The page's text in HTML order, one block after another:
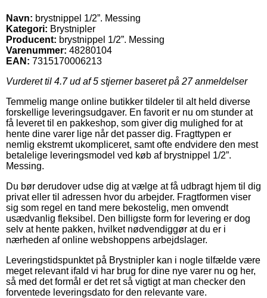
Navn: brystnippel 1/2”. Messing
Kategori: Brystnipler
Producent: brystnippel 1/2”. Messing
Varenummer: 48280104
EAN: 7315170006213
Vurderet til 4.7ud af 5 stjerner baseret på 27anmeldelser
Temmelig mange online butikker tildeler til alt held diverse
forskellige leveringsudgaver. En favorit er nu om stunder at
få leveret til en pakkeshop, som giver dig mulighed for at
hente dine varer lige når det passer dig. Fragttypen er
nemlig ekstremt ukompliceret, samt ofte endvidere den mest
betalelige leveringsmodel ved køb af brystnippel 1/2”.
Messing.
Du bør derudover udse dig at vælge at få udbragt hjem til dig
privat eller til adressen hvor du arbejder. Fragtformen viser
sig som regel en tand mere bekostelig, men omvendt
usædvanlig fleksibel. Den billigste form for levering er dog
selv at hente pakken, hvilket nødvendiggør at du er i
nærheden af online webshoppens arbejdslager.
Leveringstidspunktet på Brystnipler kan i nogle tilfælde være
meget relevant ifald vi har brug for dine nye varer nu og her,
så med det formål er det ret så vigtigt at man checker den
forventede leveringsdato for den relevante vare.